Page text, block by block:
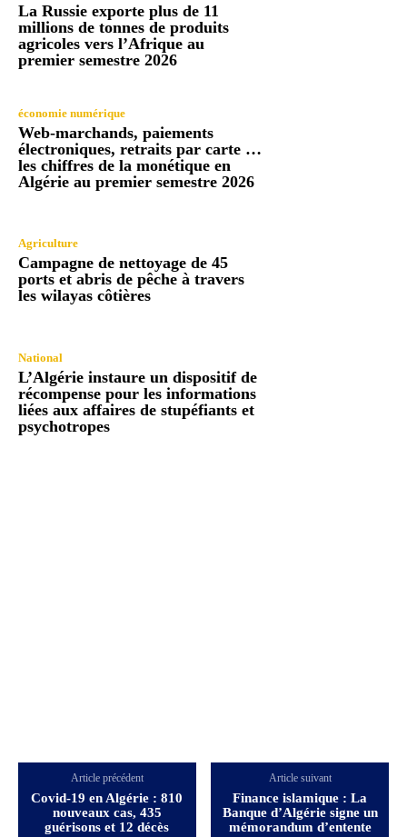
La Russie exporte plus de 11
millions de tonnes de produits
agricoles vers l’Afrique au
premier semestre 2026
économie numérique
Web-marchands, paiements
électroniques, retraits par carte …
les chiffres de la monétique en
Algérie au premier semestre 2026
Agriculture
Campagne de nettoyage de 45
ports et abris de pêche à travers
les wilayas côtières
National
L’Algérie instaure un dispositif de
récompense pour les informations
liées aux affaires de stupéfiants et
psychotropes
Article précédent
Covid-19 en Algérie : 810
nouveaux cas, 435
guérisons et 12 décès
Article suivant
Finance islamique : La
Banque d’Algérie signe un
mémorandum d’entente